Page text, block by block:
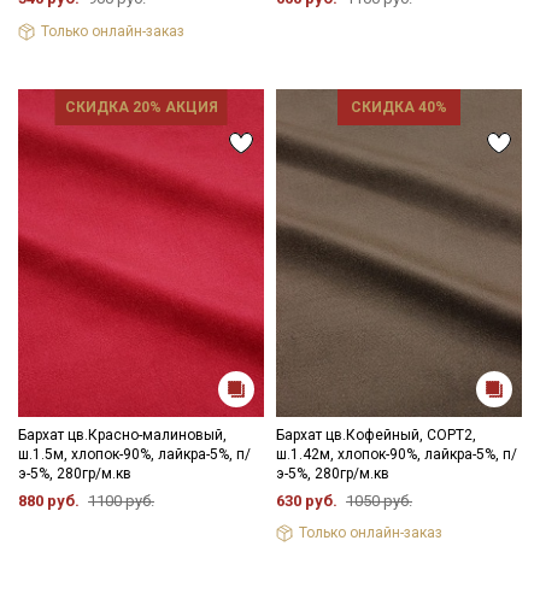
Только онлайн-заказ
СКИДКА 20% АКЦИЯ
Бархат цв.Красно-малиновый,
ш.1.5м, хлопок-90%, лайкра-5%, п/
э-5%, 280гр/м.кв
880 руб. 1100 руб.
СКИДКА 40%
Бархат цв.Кофейный, СОРТ2,
ш.1.42м, хлопок-90%, лайкра-5%, п/
э-5%, 280гр/м.кв
630 руб. 1050 руб.
Только онлайн-заказ
промокоды и скидки до 30% на узкие
Электронная почта
Подписаться
Ознакомлен(а) с
Политикой обработки персональных
данных
и даюСогласие на обработку персональных
Согласие на получение рекламных и
информационных рассылок